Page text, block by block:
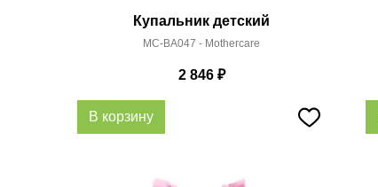
Купальник детский
MC-BA047 - Mothercare
2 846₽
В корзину